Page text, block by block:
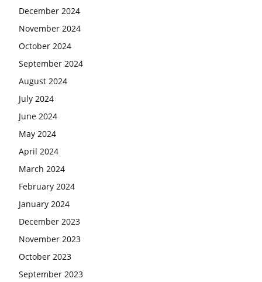
December 2024
November 2024
October 2024
September 2024
August 2024
July 2024
June 2024
May 2024
April 2024
March 2024
February 2024
January 2024
December 2023
November 2023
October 2023
September 2023